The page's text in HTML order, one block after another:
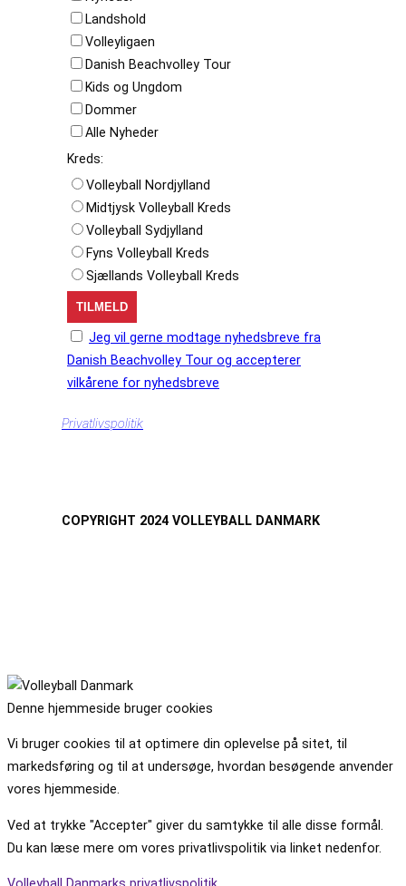
Landshold
Volleyligaen
Danish Beachvolley Tour
Kids og Ungdom
Dommer
Alle Nyheder
Kreds:
Volleyball Nordjylland
Midtjysk Volleyball Kreds
Volleyball Sydjylland
Fyns Volleyball Kreds
Sjællands Volleyball Kreds
Jeg vil gerne modtage nyhedsbreve fra
Danish Beachvolley Tour og accepterer
vilkårene for nyhedsbreve
Privatlivspolitik
COPYRIGHT 2024 VOLLEYBALL DANMARK
Denne hjemmeside bruger cookies
Vi bruger cookies til at optimere din oplevelse på sitet, til
markedsføring og til at undersøge, hvordan besøgende anvender
vores hjemmeside.
Ved at trykke "Accepter" giver du samtykke til alle disse formål.
Du kan læse mere om vores privatlivspolitik via linket nedenfor.